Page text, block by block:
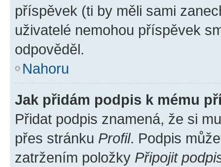
příspěvek (ti by měli sami
uživatelé nemohou příspěvek
odpověděl.
Nahoru
Jak přidám podpis k mému
Přidat podpis znamená, že si
přes stránku Profil. Podpis
zatržením položky Připojit